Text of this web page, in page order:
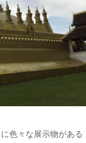
色々な展示物がある